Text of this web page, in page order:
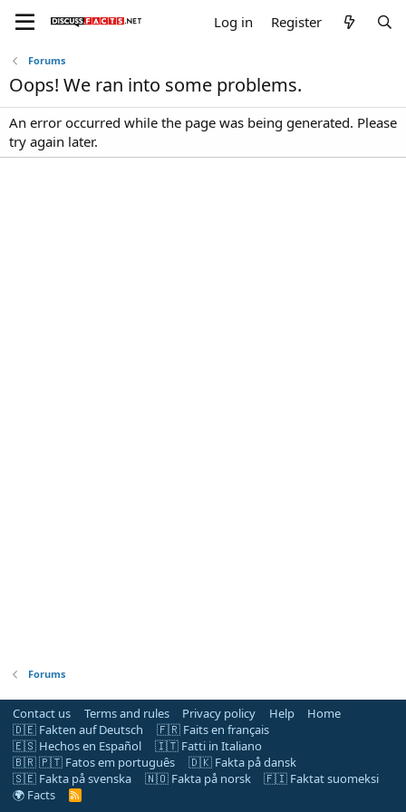
Log in Register
Forums
Oops! We ran into some problems.
An error occurred while the page was being generated. Please
try again later.
Forums
Contact us Terms and rules Privacy policy Help
Home
🇩🇪 Fakten auf Deutsch
🇫🇷 Faits en français
🇪🇸 Hechos en Español
🇮🇹 Fatti in Italiano
🇧🇷 🇵🇹 Fatos em português
🇩🇰 Fakta på dansk
🇸🇪 Fakta på svenska
🇳🇴 Fakta på norsk
🇫🇮 Faktat suomeksi
🌍 Facts
R